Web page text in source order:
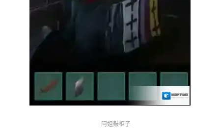
阿姐鼓柜子